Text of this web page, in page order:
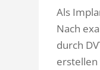
Als
Nach
durch
erstellen